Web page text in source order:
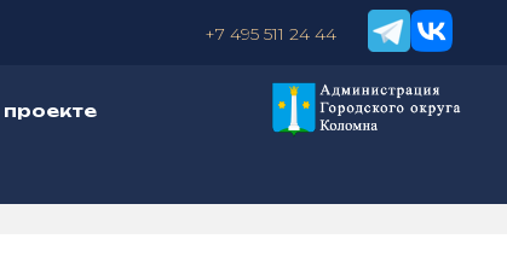
+7 495 511 24 44